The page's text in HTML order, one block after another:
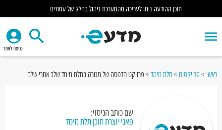
תוכן ההודעה ניתן לעריכה מהמערכת ניהול בחלק של עמודים
כניסה לאתר
ראשי >פרויקטים >תלת מימד>פרויקט הדפסה של מנורה בתלת מימד שלב אחרי שלב.
שם כותב הניסוי:
פאני יוצרת תוכן תלת מימד